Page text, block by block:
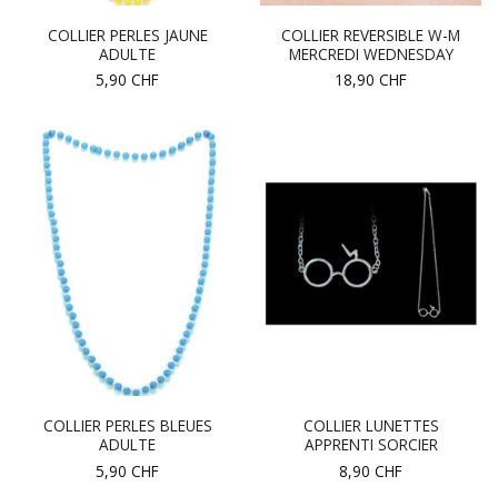
COLLIER PERLES JAUNE
ADULTE
5,90 CHF
COLLIER REVERSIBLE W-M
MERCREDI WEDNESDAY
18,90 CHF
COLLIER PERLES BLEUES
ADULTE
5,90 CHF
COLLIER LUNETTES
APPRENTI SORCIER
8,90 CHF